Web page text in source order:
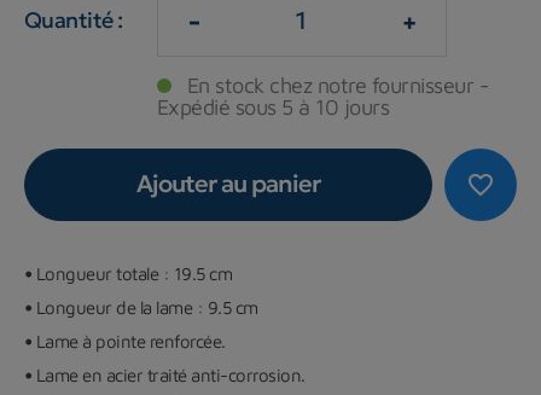
Quantité : - +
En stock chez notre fournisseur -
Expédié sous 5 à 10 jours
favorite_border
Ajouter au panier
• Longueur totale : 19.5 cm
• Longueur de la lame : 9.5 cm
• Lame à pointe renforcée.
• Lame en acier traité anti-corrosion.